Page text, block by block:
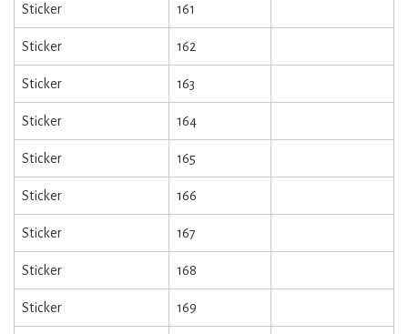
Sticker 161
Sticker 162
Sticker 163
Sticker 164
Sticker 165
Sticker 166
Sticker 167
Sticker 168
Sticker 169